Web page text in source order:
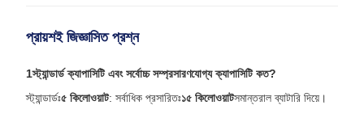
প্রায়শই জিজ্ঞাসিত প্রশ্ন
1স্ট্যান্ডার্ড ক্যাপাসিটি এবং সর্বোচ্চ সম্প্রসারণযোগ্য ক্যাপাসিটি কত?
স্ট্যান্ডার্ডঃ৫ কিলোওয়াট: সর্বাধিক প্রসারিতঃ১৫ কিলোওয়াটসমান্তরাল ব্যাটারি দিয়ে।